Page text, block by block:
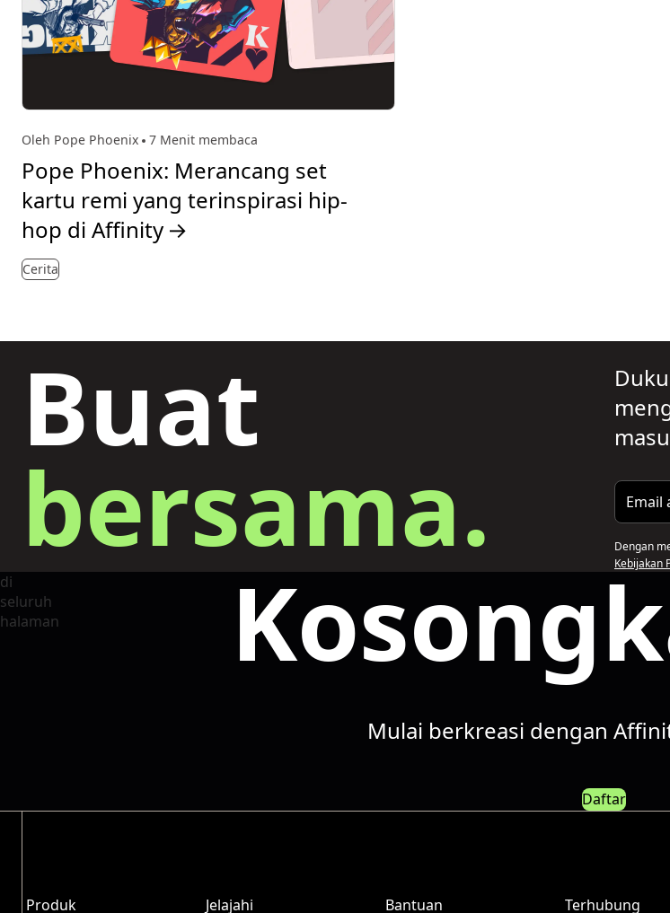
Oleh Pope Phoenix 7 Menit membaca
Pope Phoenix: Merancang set
kartu remi yang terinspirasi hip-
hop di Affinity →
Cerita
Buat
bersama. Email
Dengan
Kebijakan
Mulai berkreasi dengan
Daftar
Produk Jelajahi Bantuan Terhubung